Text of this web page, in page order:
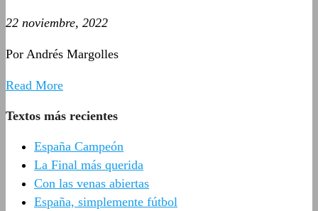
22 noviembre, 2022
Por Andrés Margolles
Read More
Textos más recientes
España Campeón
La Final más querida
Con las venas abiertas
España, simplemente fútbol